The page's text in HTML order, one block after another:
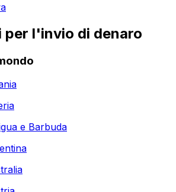
per l'invio di denaro
e Barbuda